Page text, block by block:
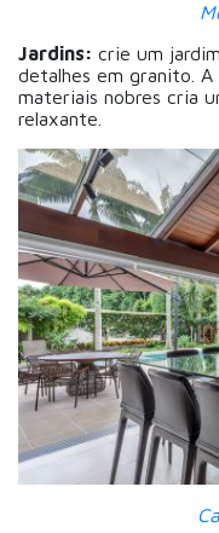
Jardins: crie um
detalhes em granito.
materiais nobres cria
relaxante.